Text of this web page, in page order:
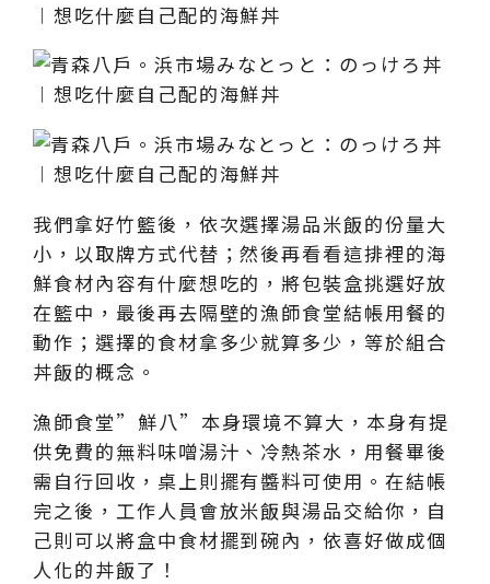
我們拿好竹籃後，依次選擇湯品米飯的份量大
小，以取牌方式代替；然後再看看這排裡的海
鮮食材內容有什麼想吃的，將包裝盒挑選好放
在籃中，最後再去隔壁的漁師食堂結帳用餐的
動作；選擇的食材拿多少就算多少，等於組合
丼飯的概念。
漁師食堂”鮮八”本身環境不算大，本身有提
供免費的無料味噌湯汁、冷熱茶水，用餐畢後
需自行回收，桌上則擺有醬料可使用。在結帳
完之後，工作人員會放米飯與湯品交給你，自
己則可以將盒中食材擺到碗內，依喜好做成個
人化的丼飯了！